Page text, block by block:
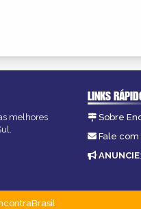
melhores
LINKS
Sobre
Fale com
ANUNCIE: